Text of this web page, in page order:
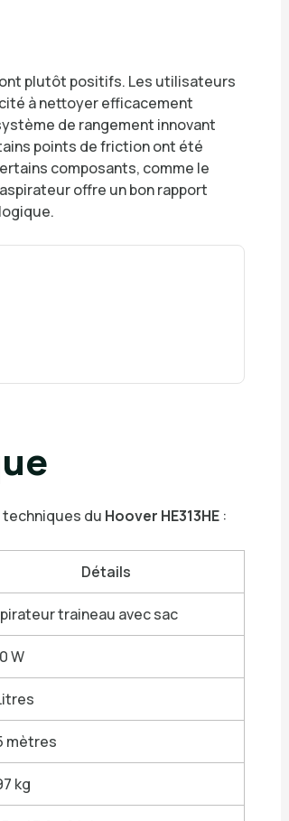
plutôt positifs. Les utilisateurs
à nettoyer efficacement
de rangement innovant
points de friction ont été
composants, comme le
offre un bon rapport
du Hoover HE313HE :
Détails
traineau avec sac
W
mètres
kg